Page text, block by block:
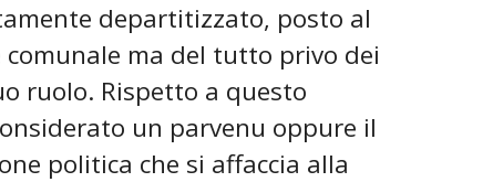
departitizzato, posto al
ma del tutto privo dei
ruolo. Rispetto a questo
un parvenu oppure il
politica che si affaccia alla